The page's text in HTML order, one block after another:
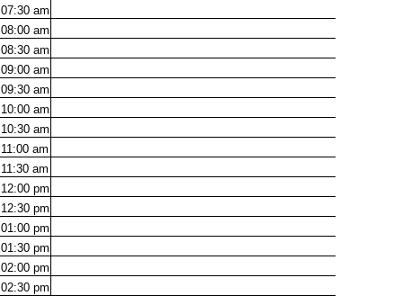
07:30 am
08:00 am
08:30 am
09:00 am
09:30 am
10:00 am
10:30 am
11:00 am
11:30 am
12:00 pm
12:30 pm
01:00 pm
01:30 pm
02:00 pm
02:30 pm